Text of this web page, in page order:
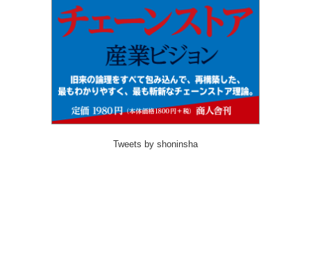
Tweets by shoninsha